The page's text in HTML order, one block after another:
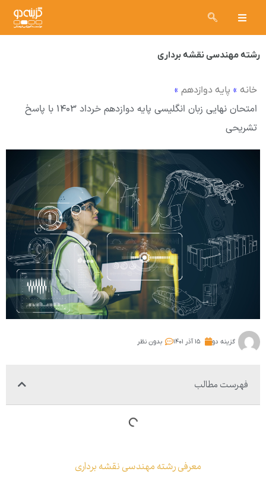
رشته مهندسی نقشه برداری
خانه » پایه دوازدهم »
امتحان نهایی زبان انگلیسی پایه دوازدهم خرداد ۱۴۰۳ با پاسخ
تشریحی
گزینه دو ۱۵ آذر ۱۴۰۱ بدون نظر
فهرست مطالب
معرفی رشته مهندسی نقشه برداری